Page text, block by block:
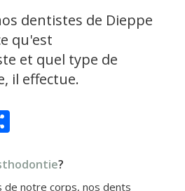
dentistes de Dieppe
qu'est
et quel type de
il effectue.
?
de notre corps, nos dents